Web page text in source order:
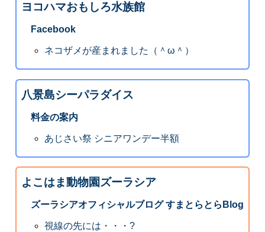
ヨコハマおもしろ水族館
Facebook
ネコザメが産まれました（＾ω＾）
八景島シーパラダイス
料金の案内
あじさい祭 シニアワンデー半額
よこはま動物園ズーラシア
ズーラシアオフィシャルブログ すまとらとらBlog
視線の先には・・・?